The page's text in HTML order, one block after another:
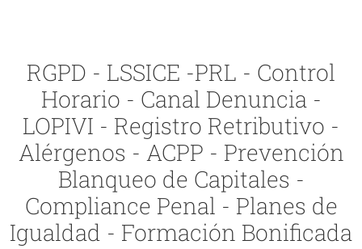
RGPD - LSSICE -PRL - Control
Horario - Canal Denuncia -
LOPIVI - Registro Retributivo -
Alérgenos - ACPP - Prevención
Blanqueo de Capitales -
Compliance Penal - Planes de
Igualdad - Formación Bonificada